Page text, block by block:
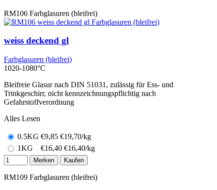
RM106 Farbglasuren (bleifrei)
weiss deckend gl
Farbglasuren (bleifrei)
1020-1080°C
Bleifreie Glasur nach DIN 51031, zulässig für Ess- und
Trinkgeschirr, nicht kennzeichnungspflichtig nach
Gefahrstoffverordnung
Alles Lesen
0.5KG €9,85 €19,70/kg
1KG
€16,40 €16,40/kg
Merken Kaufen
RM109 Farbglasuren (bleifrei)